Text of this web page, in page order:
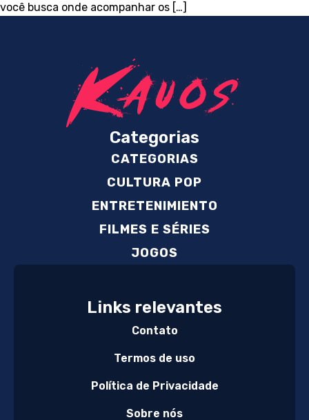
você busca onde acompanhar os […]
Categorias
CATEGORIAS
CULTURA POP
ENTRETENIMIENTO
FILMES E SÉRIES
JOGOS
Links relevantes
Contato
Termos de uso
Política de Privacidade
Sobre nós